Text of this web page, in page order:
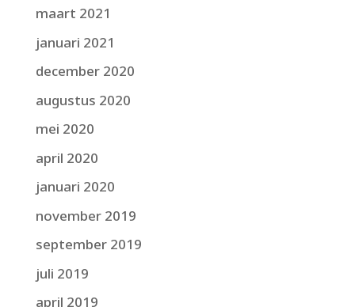
maart 2021
januari 2021
december 2020
augustus 2020
mei 2020
april 2020
januari 2020
november 2019
september 2019
juli 2019
april 2019